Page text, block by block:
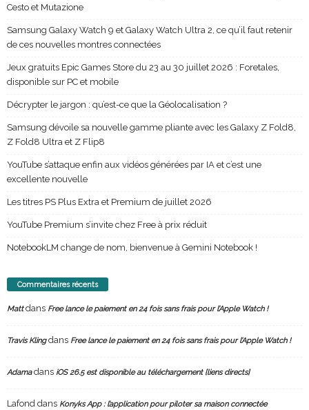
Cesto et Mutazione
Samsung Galaxy Watch 9 et Galaxy Watch Ultra 2, ce qu’il faut retenir
de ces nouvelles montres connectées
Jeux gratuits Epic Games Store du 23 au 30 juillet 2026 : Foretales,
disponible sur PC et mobile
Décrypter le jargon : qu’est-ce que la Géolocalisation ?
Samsung dévoile sa nouvelle gamme pliante avec les Galaxy Z Fold8,
Z Fold8 Ultra et Z Flip8
YouTube s’attaque enfin aux vidéos générées par IA et c’est une
excellente nouvelle
Les titres PS Plus Extra et Premium de juillet 2026
YouTube Premium s’invite chez Free à prix réduit
NotebookLM change de nom, bienvenue à Gemini Notebook !
Commentaires récents
Mattdans Free lance le paiement en 24 fois sans frais pour l’Apple Watch !
Travis Klingdans Free lance le paiement en 24 fois sans frais pour l’Apple Watch !
Adamadans iOS 26.5 est disponible au téléchargement [liens directs]
Lafond dans Konyks App : l’application pour piloter sa maison connectée